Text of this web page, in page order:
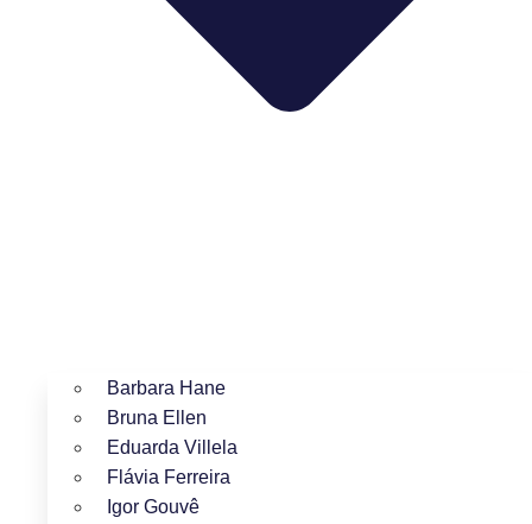
Barbara Hane
Bruna Ellen
Eduarda Villela
Flávia Ferreira
Igor Gouvê